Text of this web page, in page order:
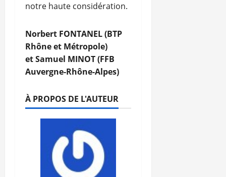
notre haute considération.
Norbert FONTANEL (BTP
Rhône et Métropole)
et Samuel MINOT (FFB
Auvergne-Rhône-Alpes)
À PROPOS DE L'AUTEUR